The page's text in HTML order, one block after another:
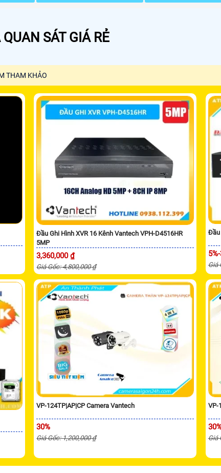
SÁT GIÁ RẺ
THAM KHẢO
Đầu Ghi Hình XVR 16 Kênh Vantech VPH-D4516HR
5MP
3,360,000 ₫
Giá Gốc: 4,800,000 ₫
Đầu
Giá
VP-124TP|AP|CP Camera Vantech
30%
Giá Gốc: 1,200,000 ₫
VP-
Giá